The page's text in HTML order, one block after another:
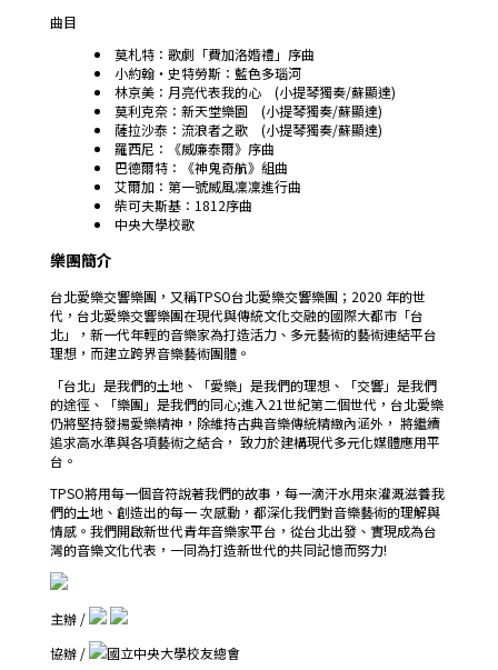
曲目
莫札特：歌劇「費加洛婚禮」序曲
小約翰‧史特勞斯：藍色多瑙河
林京美：月亮代表我的心 (小提琴獨奏/蘇顯達)
莫利克奈：新天堂樂園 (小提琴獨奏/蘇顯達)
薩拉沙泰：流浪者之歌 (小提琴獨奏/蘇顯達)
羅西尼：《威廉泰爾》序曲
巴德爾特：《神鬼奇航》組曲
艾爾加：第一號威風凜凜進行曲
柴可夫斯基：1812序曲
中央大學校歌
樂團簡介
台北愛樂交響樂團，又稱TPSO台北愛樂交響樂團；2020 年的世
代，台北愛樂交響樂團在現代與傳統文化交融的國際大都市「台
北」，新一代年輕的音樂家為打造活力、多元藝術的藝術連結平台
理想，而建立跨界音樂藝術團體。
「台北」是我們的土地、「愛樂」是我們的理想、「交響」是我們
的途徑、「樂團」是我們的同心;進入21世紀第二個世代，台北愛樂
仍將堅持發揚愛樂精神，除維持古典音樂傳統精緻內涵外， 將繼續
追求高水準與各項藝術之結合， 致力於建構現代多元化媒體應用平
台。
TPSO將用每一個音符說著我們的故事，每一滴汗水用來灌溉滋養我
們的土地、創造出的每一 次感動，都深化我們對音樂藝術的理解與
情感。我們開啟新世代青年音樂家平台，從台北出發、實現成為台
灣的音樂文化代表，一同為打造新世代的共同記憶而努力!
主辦 /
協辦 /
國立中央大學校友總會